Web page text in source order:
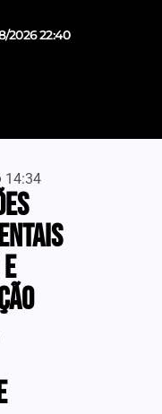
2026 22:40
14:34